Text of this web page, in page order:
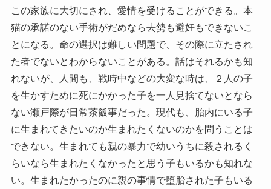
この家族に大切にされ、愛情を受けることができる。本
猫の承諾のない手術がだめなら去勢も避妊もできないこ
とになる。命の選択は難しい問題で、その際に立たされ
た者でないとわからないことがある。話はそれるかも知
れないが、人間も、戦時中などの大変な時は、２人の子
を生かすために死にかかった子を一人見捨てないとなら
ない瀬戸際が日常茶飯事だった。現代も、胎内にいる子
に生まれてきたいのか生まれたくないのかを問うことは
できない。生まれても親の暴力で幼いうちに殺されるく
らいなら生まれたくなかったと思う子もいるかも知れな
い。生まれたかったのに親の事情で堕胎された子もいる